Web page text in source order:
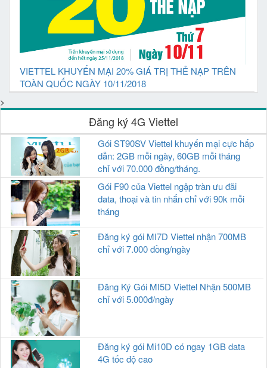
VIETTEL KHUYẾN MẠI 20% GIÁ TRỊ THẺ NẠP TRÊN
TOÀN QUỐC NGÀY 10/11/2018
>
Đăng ký 4G Viettel
Gói ST90SV Viettel khuyến mại cực hấp
dẫn: 2GB mỗi ngày, 60GB mỗi tháng
chỉ với 70.000 đồng/tháng.
Gói F90 của Viettel ngập tràn ưu đãi
data, thoại và tin nhắn chỉ với 90k mỗi
tháng
Đăng ký gói MI7D Viettel nhận 700MB
chỉ với 7.000 đồng/ngày
Đăng Ký Gói MI5D Viettel Nhận 500MB
chỉ với 5.000đ/ngày
Đăng ký gói Mi10D có ngay 1GB data
4G tốc độ cao